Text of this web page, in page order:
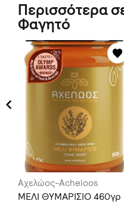
Περισσότερα
Φαγητό
Αχελώος-Acheloos
ΜΕΛΙ ΘΥΜΑΡΙΣΙΟ 460γρ